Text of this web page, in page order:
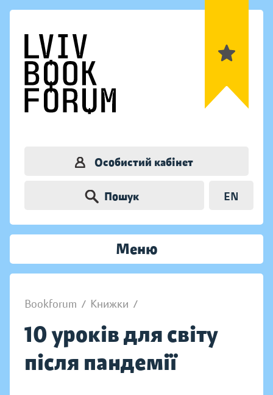
Особистий кабінет
Пошук EN
Меню
Bookforum / Книжки /
10 уроків для світу
після пандемії